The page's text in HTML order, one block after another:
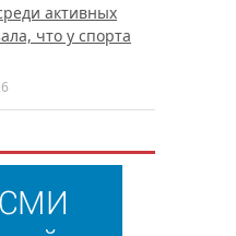
активных
что у спорта